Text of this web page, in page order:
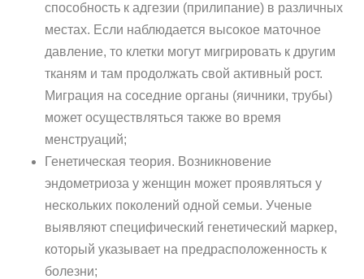
способность к адгезии (прилипание) в различных
местах. Если наблюдается высокое маточное
давление, то клетки могут мигрировать к другим
тканям и там продолжать свой активный рост.
Миграция на соседние органы (яичники, трубы)
может осуществляться также во время
менструаций;
Генетическая теория. Возникновение
эндометриоза у женщин может проявляться у
нескольких поколений одной семьи. Ученые
выявляют специфический генетический маркер,
который указывает на предрасположенность к
болезни;